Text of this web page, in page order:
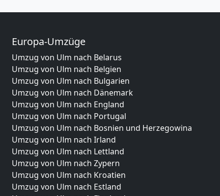
Europa-Umzüge
Umzug von Ulm nach Belarus
Umzug von Ulm nach Belgien
Umzug von Ulm nach Bulgarien
Umzug von Ulm nach Dänemark
Umzug von Ulm nach England
Umzug von Ulm nach Portugal
Umzug von Ulm nach Bosnien und Herzegowina
Umzug von Ulm nach Irland
Umzug von Ulm nach Lettland
Umzug von Ulm nach Zypern
Umzug von Ulm nach Kroatien
Umzug von Ulm nach Estland